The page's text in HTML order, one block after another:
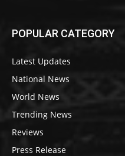
POPULAR CATEGORY
Latest Updates
National News
World News
Trending News
Reviews
Press Release